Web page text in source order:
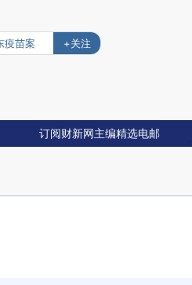
疫苗案 +关注
订阅财新网主编精选电邮